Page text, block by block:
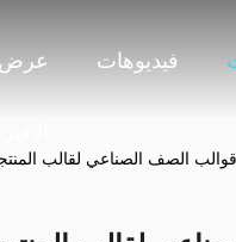
فيديوهات عرض
الصف الصناعي لقالب